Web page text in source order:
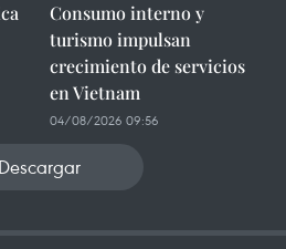
Consumo interno y
turismo impulsan
crecimiento de servicios
en Vietnam
04/08/2026 09:56
Descargar